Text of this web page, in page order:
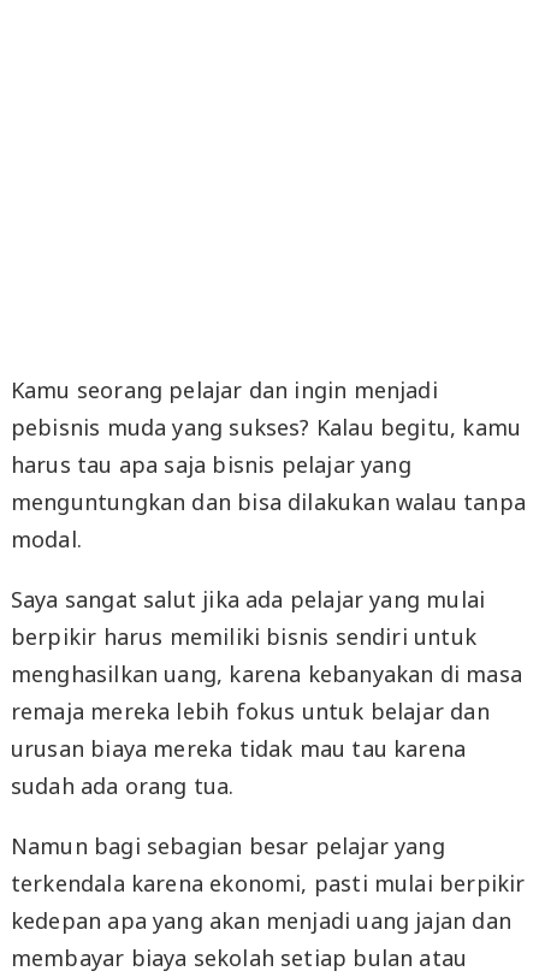
Kamu seorang pelajar dan ingin menjadi
pebisnis muda yang sukses? Kalau begitu, kamu
harus tau apa saja bisnis pelajar yang
menguntungkan dan bisa dilakukan walau tanpa
modal.
Saya sangat salut jika ada pelajar yang mulai
berpikir harus memiliki bisnis sendiri untuk
menghasilkan uang, karena kebanyakan di masa
remaja mereka lebih fokus untuk belajar dan
urusan biaya mereka tidak mau tau karena
sudah ada orang tua.
Namun bagi sebagian besar pelajar yang
terkendala karena ekonomi, pasti mulai berpikir
kedepan apa yang akan menjadi uang jajan dan
membayar biaya sekolah setiap bulan atau